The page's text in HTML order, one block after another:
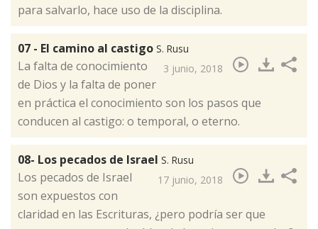
para salvarlo, hace uso de la disciplina.​
07 - El camino al castigo S. Rusu
3 junio, 2018
La falta de conocimiento
de Dios y la falta de poner
en práctica el conocimiento​ son los pasos que
conducen al castigo: o temporal, o eterno.
08- Los pecados de Israel S. Rusu
17 junio, 2018
Los pecados de Israel
son expuestos con
claridad en las Escrituras, ¿pero podría ser que